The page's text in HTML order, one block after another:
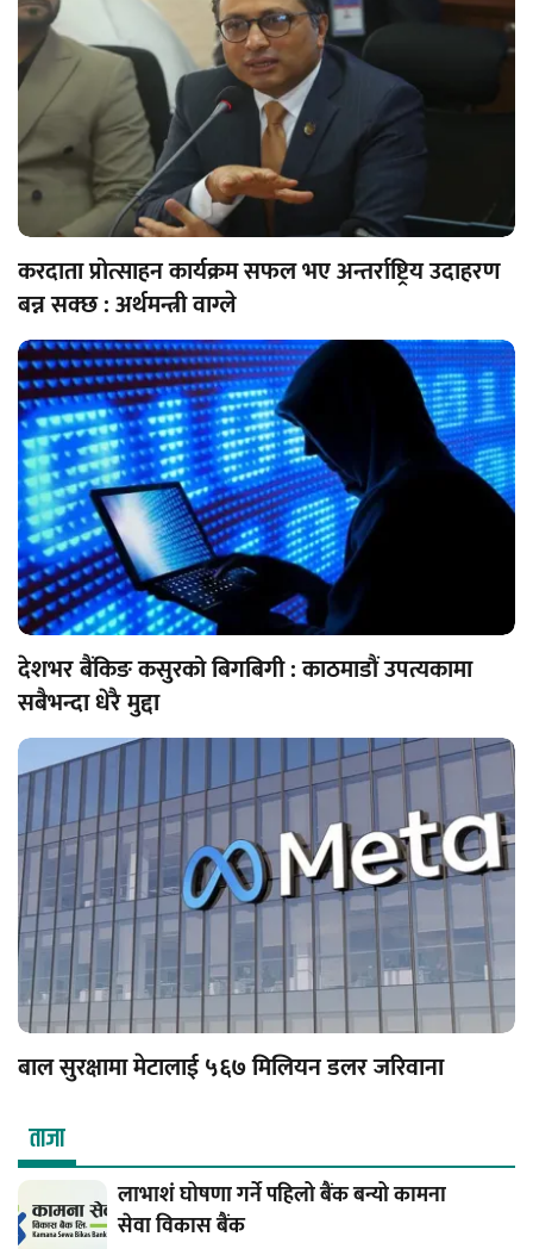
करदाता प्रोत्साहन कार्यक्रम सफल भए अन्तर्राष्ट्रिय उदाहरण
बन्न सक्छ : अर्थमन्त्री वाग्ले
देशभर बैंकिङ कसुरको बिगबिगी : काठमाडौं उपत्यकामा
सबैभन्दा धेरै मुद्दा
बाल सुरक्षामा मेटालाई ५६७ मिलियन डलर जरिवाना
ताजा
लाभाशं घोषणा गर्ने पहिलो बैंक बन्यो कामना
सेवा विकास बैंक